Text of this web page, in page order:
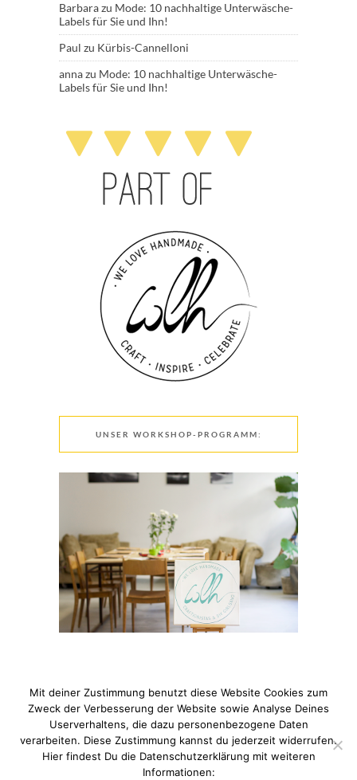
Barbarazu Mode: 10 nachhaltige Unterwäsche-
Labels für Sie und Ihn!
Paul zu Kürbis-Cannelloni
annazu Mode: 10 nachhaltige Unterwäsche-
Labels für Sie und Ihn!
UNSER WORKSHOP-PROGRAMM:
© 2021 Pixi mit Milch. All Rights Reserved. Du hast Fragen
zum Thema Datenschutz? Hier findest du meine
Mit deiner Zustimmung benutzt diese Website Cookies zum
Zweck der Verbesserung der Website sowie Analyse Deines
Userverhaltens, die dazu personenbezogene Daten
verarbeiten. Diese Zustimmung kannst du jederzeit widerrufen.
Hier findest Du die Datenschutzerklärung mit weiteren
Informationen: